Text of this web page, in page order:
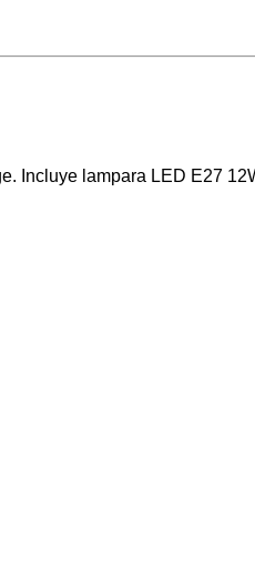
Incluye lampara LED E27